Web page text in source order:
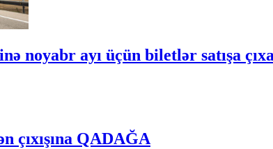
noyabr ayı üçün biletlər satışa
çıxışına QADAĞA